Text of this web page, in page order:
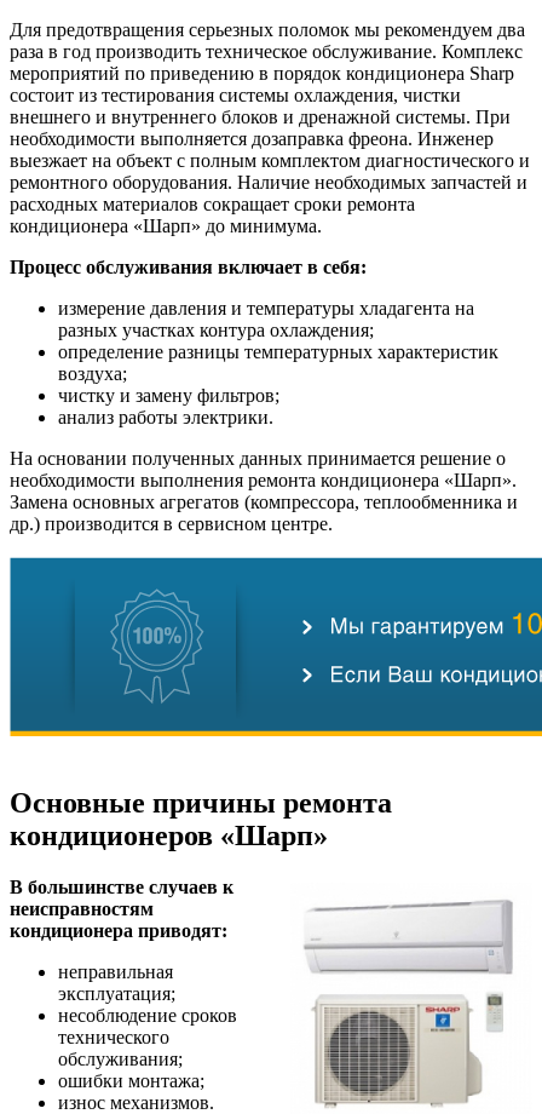
Для предотвращения серьезных поломок мы рекомендуем два
раза в год производить техническое обслуживание. Комплекс
мероприятий по приведению в порядок кондиционера Sharp
состоит из тестирования системы охлаждения, чистки
внешнего и внутреннего блоков и дренажной системы. При
необходимости выполняется дозаправка фреона. Инженер
выезжает на объект с полным комплектом диагностического и
ремонтного оборудования. Наличие необходимых запчастей и
расходных материалов сокращает сроки ремонта
кондиционера «Шарп» до минимума.
Процесс обслуживания включает в себя:
измерение давления и температуры хладагента на
разных участках контура охлаждения;
определение разницы температурных характеристик
воздуха;
чистку и замену фильтров;
анализ работы электрики.
На основании полученных данных принимается решение о
необходимости выполнения ремонта кондиционера «Шарп».
Замена основных агрегатов (компрессора, теплообменника и
др.) производится в сервисном центре.
Основные причины ремонта
кондиционеров «Шарп»
В большинстве случаев к
неисправностям
кондиционера приводят:
неправильная
эксплуатация;
несоблюдение сроков
технического
обслуживания;
ошибки монтажа;
износ механизмов.